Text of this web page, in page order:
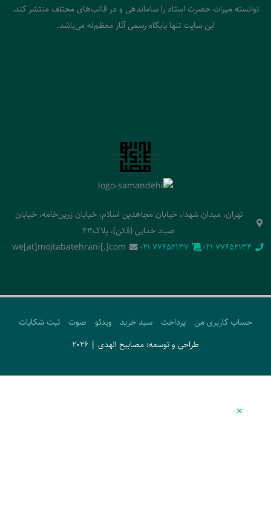
توانسته میراث حضرت استاد را ساماندهی و در قالب‌های مختلف منتشر کند.
این سایت تنها پایگاه رسمی آثار معظم‌له می‌باشد.
تهران، میدان شهدا، خیابان مجاهدین اسلام، خیابان زرین‌خامه، خیابان
صیاد خدایی (قائن)، پلاک43
‭021 77652134‬
‭021 77652137‬
we[at]mojtabatehrani[.]com
حساب کاربری من پرداخت سبد خرید ویدئو صوت
ثبت شکایات
طراحی و توسعه: مصابیح الهدی | 2026